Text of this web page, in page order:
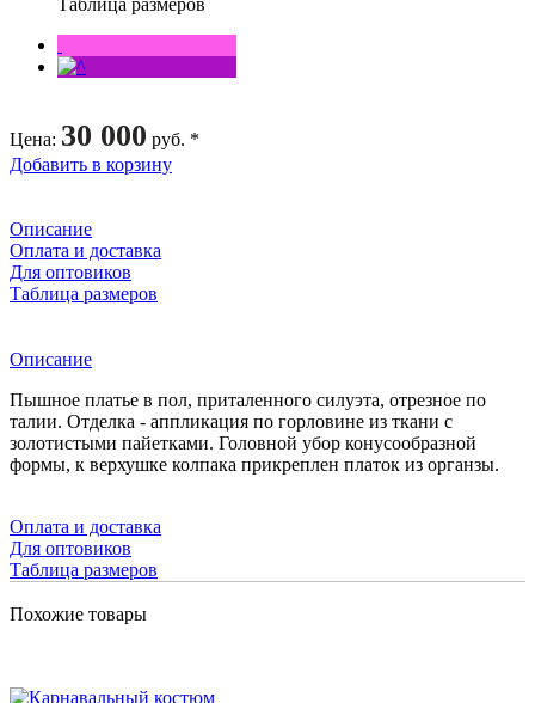
Цена: 30 000 руб. *
Добавить в корзину
Описание
Оплата и доставка
Для оптовиков
Таблица размеров
Описание
Пышное платье в пол, приталенного силуэта, отрезное по
талии. Отделка - аппликация по горловине из ткани с
золотистыми пайетками. Головной убор конусообразной
формы, к верхушке колпака прикреплен платок из органзы.
Оплата и доставка
Для оптовиков
Таблица размеров
Похожие товары